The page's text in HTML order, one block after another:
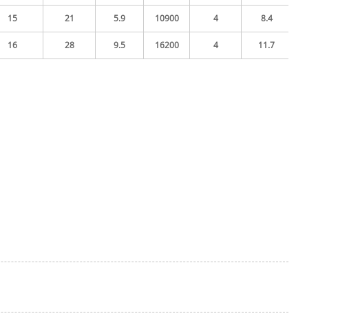
15 21 5.9 10900 4 8.4
16 28 9.5 16200 4 11.7